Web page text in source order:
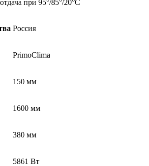
при 95°/85°/20°С
Россия
PrimoClima
150 мм
1600 мм
380 мм
5861 Вт